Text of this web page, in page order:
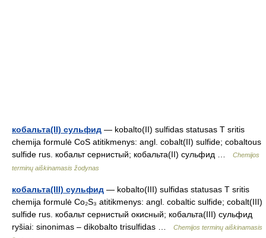
кобальта(II) сульфид — kobalto(II) sulfidas statusas T sritis
chemija formulė CoS atitikmenys: angl. cobalt(II) sulfide; cobaltous
sulfide rus. кобальт сернистый; кобальта(II) сульфид …
Chemijos
terminų aiškinamasis žodynas
кобальта(III) сульфид — kobalto(III) sulfidas statusas T sritis
chemija formulė Co₂S₃ atitikmenys: angl. cobaltic sulfide; cobalt(III)
sulfide rus. кобальт сернистый окисный; кобальта(III) сульфид
ryšiai: sinonimas – dikobalto trisulfidas …
Chemijos terminų aiškinamasis